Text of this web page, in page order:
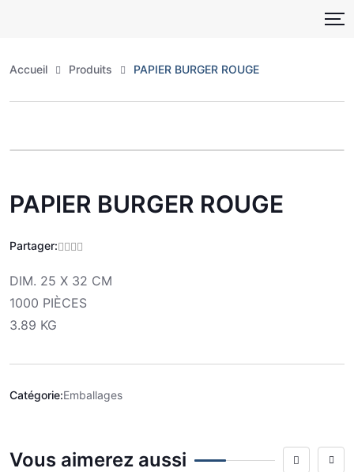
Accueil Produits PAPIER BURGER ROUGE
PAPIER BURGER ROUGE
Partager:
DIM. 25 X 32 CM
1000 PIÈCES
3.89 KG
Catégorie:Emballages
Vous aimerez aussi